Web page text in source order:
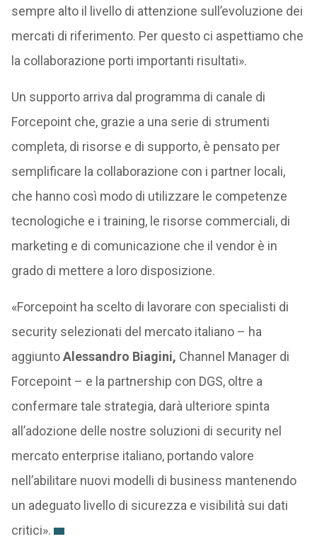
sempre alto il livello di attenzione sull’evoluzione dei
mercati di riferimento. Per questo ci aspettiamo che
la collaborazione porti importanti risultati».
Un supporto arriva dal programma di canale di
Forcepoint che, grazie a una serie di strumenti
completa, di risorse e di supporto, è pensato per
semplificare la collaborazione con i partner locali,
che hanno così modo di utilizzare le competenze
tecnologiche e i training, le risorse commerciali, di
marketing e di comunicazione che il vendor è in
grado di mettere a loro disposizione.
«Forcepoint ha scelto di lavorare con specialisti di
security selezionati del mercato italiano – ha
aggiuntoAlessandro Biagini, Channel Manager di
Forcepoint – e la partnership con DGS, oltre a
confermare tale strategia, darà ulteriore spinta
all’adozione delle nostre soluzioni di security nel
mercato enterprise italiano, portando valore
nell’abilitare nuovi modelli di business mantenendo
un adeguato livello di sicurezza e visibilità sui dati
critici».